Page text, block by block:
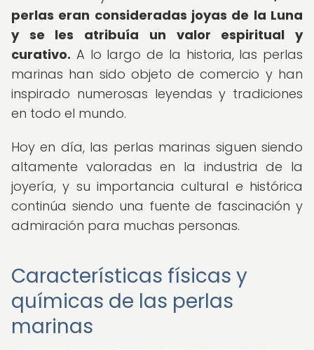
perlas eran consideradas joyas de la Luna
y se les atribuía un valor espiritual y
curativo. A lo largo de la historia, las perlas
marinas han sido objeto de comercio y han
inspirado numerosas leyendas y tradiciones
en todo el mundo.
Hoy en día, las perlas marinas siguen siendo
altamente valoradas en la industria de la
joyería, y su importancia cultural e histórica
continúa siendo una fuente de fascinación y
admiración para muchas personas.
Características físicas y
químicas de las perlas
marinas